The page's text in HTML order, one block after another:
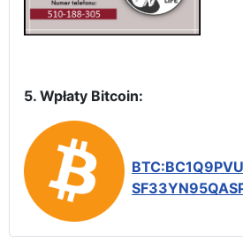
5. Wpłaty Bitcoin: